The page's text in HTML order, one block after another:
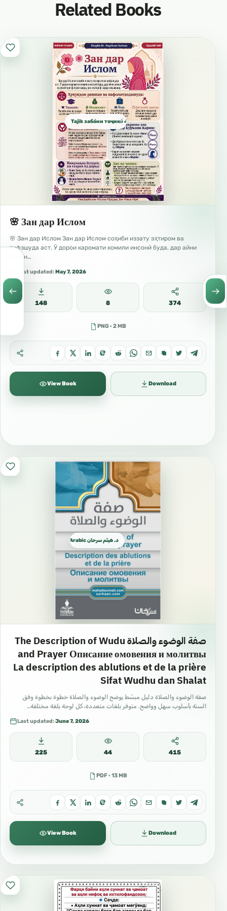
Related Books
Tajik забо́ни тоҷикӣ́ الطاجيكية
🌸 Зан дар Ислом
🌸 Зан дар Ислом Зан дар Ислом соҳиби иззату эҳтиром ва
ҳифзшуда аст. Ӯ дорои каромати комили инсонӣ буда, дар айни
замон…
Last updated:May 7, 2026
148 8 374
PNG · 2 MB
View Book Download
د. هيثم سرحان Arabic العربية
صفة الوضوء والصلاة The Description of Wudu
and Prayer Описание омовения и молитвы
La description des ablutions et de la prière
Sifat Wudhu dan Shalat
صفة الوضوء والصلاة دليل مبسّط يوضح الوضوء والصلاة خطوة بخطوة وفق
السنة بأسلوب سهل وواضح. متوفر بلغات متعددة، كل لوحة بلغة مختلفة…
Last updated:June 7, 2026
225 44 415
PDF · 13 MB
View Book Download